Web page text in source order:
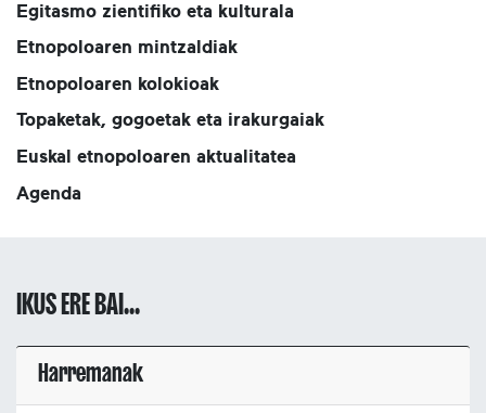
Egitasmo zientifiko eta kulturala
Etnopoloaren mintzaldiak
Etnopoloaren kolokioak
Topaketak, gogoetak eta irakurgaiak
Euskal etnopoloaren aktualitatea
Agenda
IKUS ERE BAI...
Harremanak